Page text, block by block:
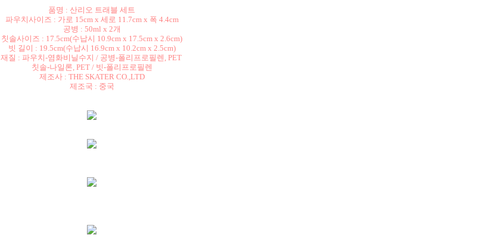
품명 : 산리오 트래블 세트
파우치사이즈 : 가로 15cm x 세로 11.7cm x 폭 4.4cm
공병 : 50ml x 2개
칫솔사이즈 : 17.5cm(수납시 10.9cm x 17.5cm x 2.6cm)
빗 길이 : 19.5cm(수납시 16.9cm x 10.2cm x 2.5cm)
재질 : 파우치-염화비닐수지 / 공병-폴리프로필렌, PET
칫솔-나일론, PET / 빗-폴리프로필렌
제조사 : THE SKATER CO.,LTD
제조국 : 중국